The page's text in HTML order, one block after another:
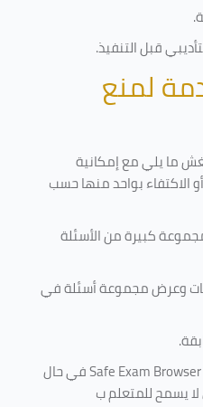
قبل التنفيذ.
لمنع
ما يلي مع إمكانية
الاكتفاء بواحد منها حسب
كبيرة من الأسئلة
وعرض مجموعة أسئلة في
Safe Exam Browserفي حال
لا يسمح للمتعلم ب